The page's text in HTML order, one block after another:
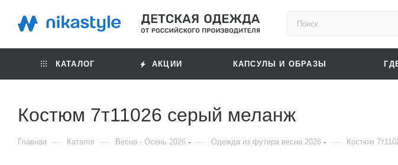
КАТАЛОГ АКЦИИ КАПСУЛЫ И ОБРАЗЫ
Костюм 7т11026 серый меланж
Главная — Каталог — Весна - Осень 2026 — Одежда из футера весна 2026 — Костюм